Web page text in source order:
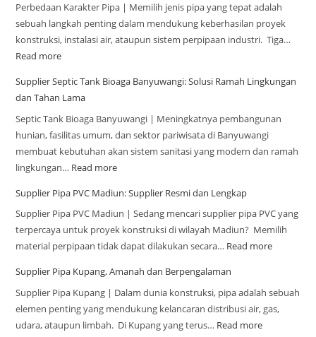
Perbedaan Karakter Pipa | Memilih jenis pipa yang tepat adalah
sebuah langkah penting dalam mendukung keberhasilan proyek
konstruksi, instalasi air, ataupun sistem perpipaan industri. Tiga…
Read more
Supplier Septic Tank Bioaga Banyuwangi: Solusi Ramah Lingkungan
dan Tahan Lama
Septic Tank Bioaga Banyuwangi | Meningkatnya pembangunan
hunian, fasilitas umum, dan sektor pariwisata di Banyuwangi
membuat kebutuhan akan sistem sanitasi yang modern dan ramah
lingkungan… Read more
Supplier Pipa PVC Madiun: Supplier Resmi dan Lengkap
Supplier Pipa PVC Madiun | Sedang mencari supplier pipa PVC yang
terpercaya untuk proyek konstruksi di wilayah Madiun? Memilih
material perpipaan tidak dapat dilakukan secara… Read more
Supplier Pipa Kupang, Amanah dan Berpengalaman
Supplier Pipa Kupang | Dalam dunia konstruksi, pipa adalah sebuah
elemen penting yang mendukung kelancaran distribusi air, gas,
udara, ataupun limbah. Di Kupang yang terus… Read more